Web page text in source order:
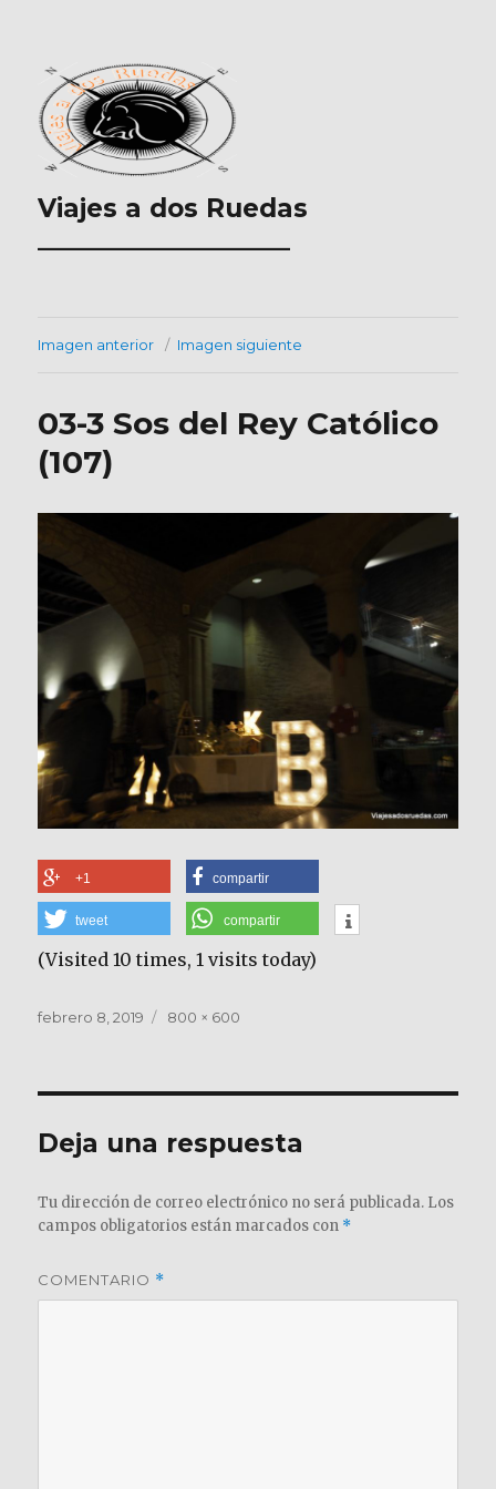
Viajes a dos Ruedas
___________________
Imagen anterior Imagen siguiente
03-3 Sos del Rey Católico
(107)
+1 compartir
tweet compartir
(Visited 10 times, 1 visits today)
Publicado
febrero 8, 2019
Tamaño
800 × 600
Deja una respuesta
Tu dirección de correo electrónico no será publicada. Los
campos obligatorios están marcados con *
COMENTARIO *